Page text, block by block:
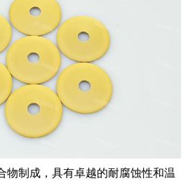
物制成，具有卓越的耐腐蚀性和温